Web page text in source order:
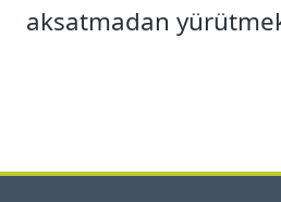
aksatmadan